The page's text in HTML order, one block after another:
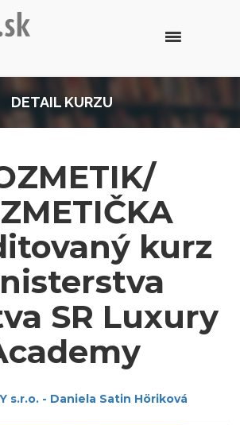
DETAIL KURZU
kurz
SR Luxury
s.r.o. - Daniela Satin Höriková